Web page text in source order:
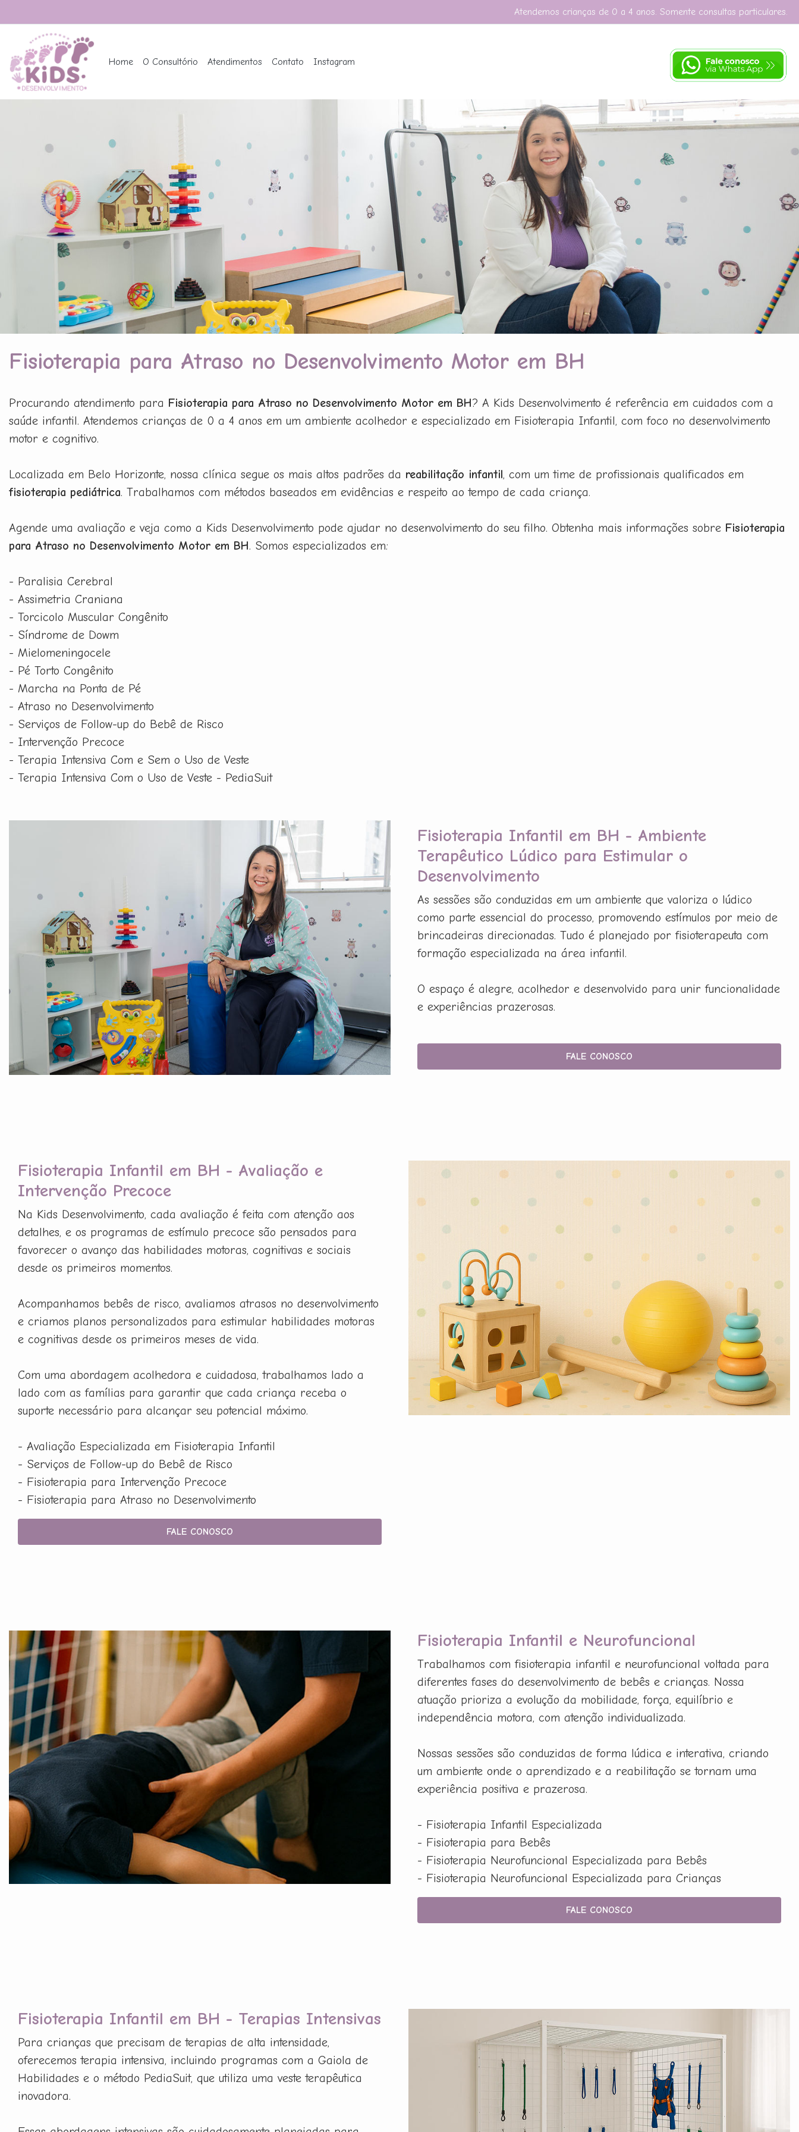
Atendemos crianças de 0 a 4 anos. Somente consultas particulares.
Home O Consultório Atendimentos Contato Instagram
Fisioterapia para Atraso no Desenvolvimento Motor em BH
Procurando atendimento para Fisioterapia para Atraso no Desenvolvimento Motor em BH? A Kids Desenvolvimento é referência em cuidados com a
saúde infantil. Atendemos crianças de 0 a 4 anos em um ambiente acolhedor e especializado em Fisioterapia Infantil, com foco no desenvolvimento
motor e cognitivo.
Localizada em Belo Horizonte, nossa clínica segue os mais altos padrões da reabilitação infantil, com um time de profissionais qualificados em
fisioterapia pediátrica. Trabalhamos com métodos baseados em evidências e respeito ao tempo de cada criança.
Agende uma avaliação e veja como a Kids Desenvolvimento pode ajudar no desenvolvimento do seu filho. Obtenha mais informações sobre Fisioterapia
para Atraso no Desenvolvimento Motor em BH. Somos especializados em:
- Paralisia Cerebral
- Assimetria Craniana
- Torcicolo Muscular Congênito
- Síndrome de Dowm
- Mielomeningocele
- Pé Torto Congênito
- Marcha na Ponta de Pé
- Atraso no Desenvolvimento
- Serviços de Follow-up do Bebê de Risco
- Intervenção Precoce
- Terapia Intensiva Com e Sem o Uso de Veste
- Terapia Intensiva Com o Uso de Veste - PediaSuit
Fisioterapia Infantil em BH - Ambiente
Terapêutico Lúdico para Estimular o
Desenvolvimento
As sessões são conduzidas em um ambiente que valoriza o lúdico
como parte essencial do processo, promovendo estímulos por meio de
brincadeiras direcionadas. Tudo é planejado por fisioterapeuta com
formação especializada na área infantil.
O espaço é alegre, acolhedor e desenvolvido para unir funcionalidade
e experiências prazerosas.
FALE CONOSCO
Fisioterapia Infantil em BH - Avaliação e
Intervenção Precoce
Na Kids Desenvolvimento, cada avaliação é feita com atenção aos
detalhes, e os programas de estímulo precoce são pensados para
favorecer o avanço das habilidades motoras, cognitivas e sociais
desde os primeiros momentos.
Acompanhamos bebês de risco, avaliamos atrasos no desenvolvimento
e criamos planos personalizados para estimular habilidades motoras
e cognitivas desde os primeiros meses de vida.
Com uma abordagem acolhedora e cuidadosa, trabalhamos lado a
lado com as famílias para garantir que cada criança receba o
suporte necessário para alcançar seu potencial máximo.
- Avaliação Especializada em Fisioterapia Infantil
- Serviços de Follow-up do Bebê de Risco
- Fisioterapia para Intervenção Precoce
- Fisioterapia para Atraso no Desenvolvimento
FALE CONOSCO
Fisioterapia Infantil e Neurofuncional
Trabalhamos com fisioterapia infantil e neurofuncional voltada para
diferentes fases do desenvolvimento de bebês e crianças. Nossa
atuação prioriza a evolução da mobilidade, força, equilíbrio e
independência motora, com atenção individualizada.
Nossas sessões são conduzidas de forma lúdica e interativa, criando
um ambiente onde o aprendizado e a reabilitação se tornam uma
experiência positiva e prazerosa.
- Fisioterapia Infantil Especializada
- Fisioterapia para Bebês
- Fisioterapia Neurofuncional Especializada para Bebês
- Fisioterapia Neurofuncional Especializada para Crianças
FALE CONOSCO
Fisioterapia Infantil em BH - Terapias Intensivas
Para crianças que precisam de terapias de alta intensidade,
oferecemos terapia intensiva, incluindo programas com a Gaiola de
Habilidades e o método PediaSuit, que utiliza uma veste terapêutica
inovadora.